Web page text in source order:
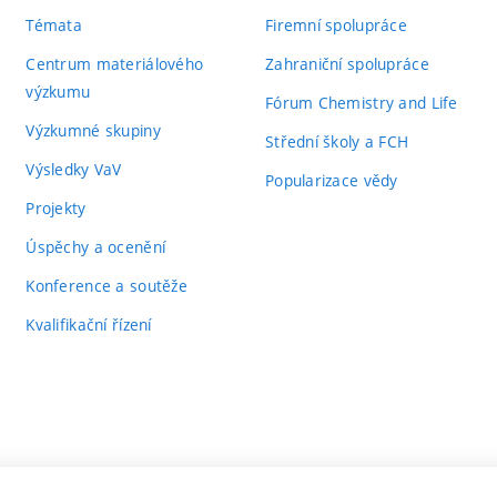
Témata
Centrum materiálového
výzkumu
Výzkumné skupiny
Výsledky VaV
Projekty
Úspěchy a ocenění
Konference a soutěže
Kvalifikační řízení
Firemní spolupráce
Zahraniční spolupráce
Fórum Chemistry and Life
Střední školy a FCH
Popularizace vědy